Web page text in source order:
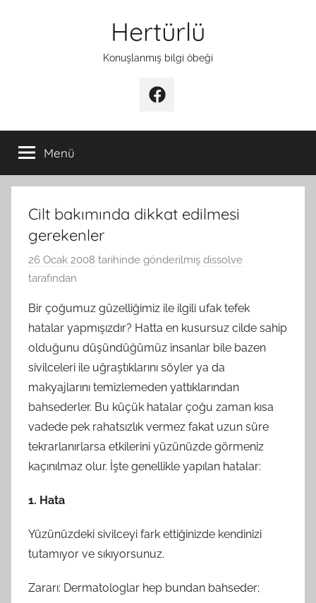
Hertürlü
Konuşlanmış bilgi öbeği
Facebook
Menü
Cilt bakımında dikkat edilmesi
gerekenler
26 Ocak 2008 tarihinde gönderilmiş dissolve
tarafından
Bir çoğumuz güzelliğimiz ile ilgili ufak tefek
hatalar yapmışızdır? Hatta en kusursuz cilde sahip
olduğunu düşündüğümüz insanlar bile bazen
sivilceleri ile uğraştıklarını söyler ya da
makyajlarını temizlemeden yattıklarından
bahsederler. Bu küçük hatalar çoğu zaman kısa
vadede pek rahatsızlık vermez fakat uzun süre
tekrarlanırlarsa etkilerini yüzünüzde görmeniz
kaçınılmaz olur. İşte genellikle yapılan hatalar:
1. Hata
Yüzünüzdeki sivilceyi fark ettiğinizde kendinizi
tutamıyor ve sıkıyorsunuz.
Zararı: Dermatologlar hep bundan bahseder;